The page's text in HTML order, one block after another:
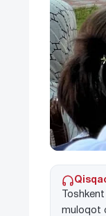
muloqot